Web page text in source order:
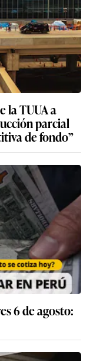
la TUUA a
parcial
de fondo”
6 de agosto: